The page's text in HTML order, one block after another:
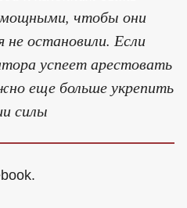
чтобы они
остановили. Если
успеет арестовать
еще больше укрепить
силы